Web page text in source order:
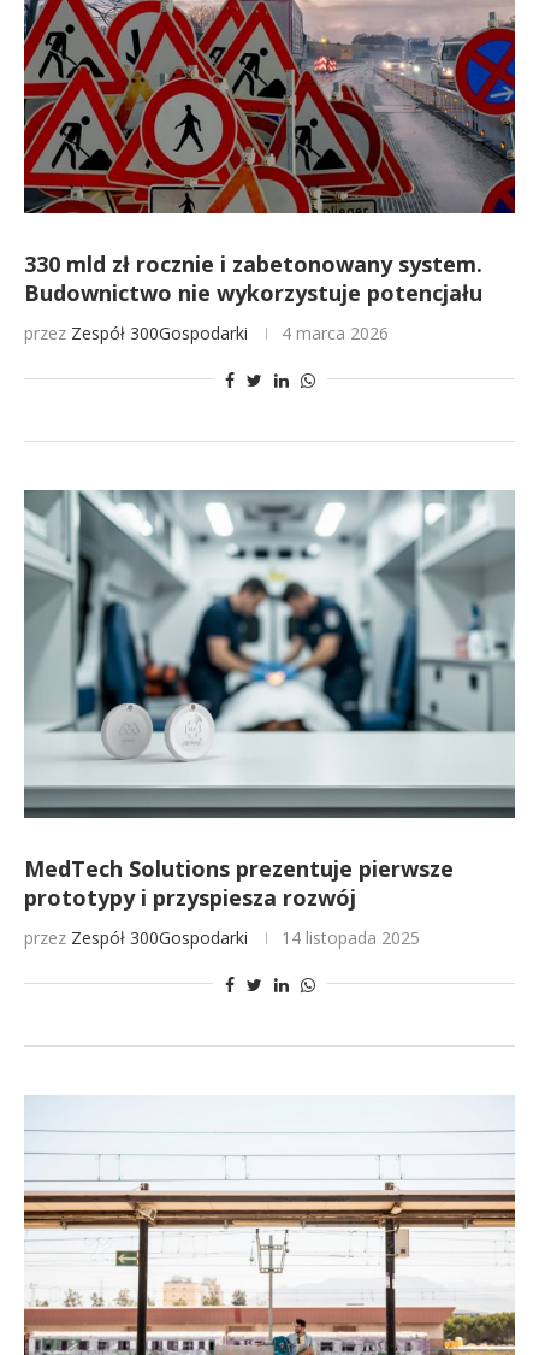
330 mld zł rocznie i zabetonowany system.
Budownictwo nie wykorzystuje potencjału
przez Zespół 300Gospodarki 4 marca 2026
MedTech Solutions prezentuje pierwsze
prototypy i przyspiesza rozwój
przez Zespół 300Gospodarki 14 listopada 2025